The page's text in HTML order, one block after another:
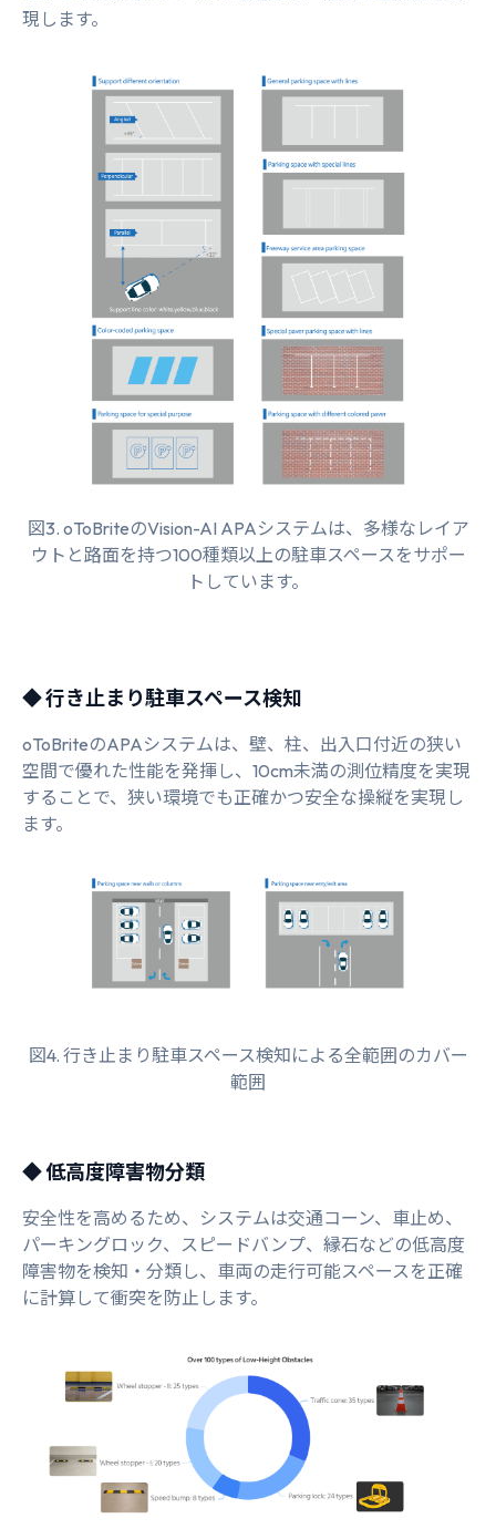
現します。
図3. oToBriteのVision-AI APAシステムは、多様なレイア
ウトと路面を持つ100種類以上の駐車スペースをサポー
トしています。
◆ 行き止まり駐車スペース検知
oToBriteのAPAシステムは、壁、柱、出入口付近の狭い
空間で優れた性能を発揮し、10cm未満の測位精度を実現
することで、狭い環境でも正確かつ安全な操縦を実現し
ます。
図4. 行き止まり駐車スペース検知による全範囲のカバー
範囲
◆ 低高度障害物分類
安全性を高めるため、システムは交通コーン、車止め、
パーキングロック、スピードバンプ、縁石などの低高度
障害物を検知・分類し、車両の走行可能スペースを正確
に計算して衝突を防止します。